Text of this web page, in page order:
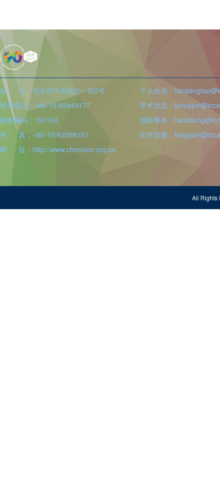
地 址：北京市中关村北一街2号
联系电话：+86-10-82449177
邮政编码：100190
传 真：+86-10-62568157
网 址：http://www.chemsoc.org.cn
个人会员：
学术交流：
国际事务：
化学竞赛：
All Rights